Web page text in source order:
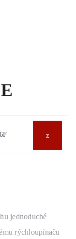
jednoduché
rýchloupínaču